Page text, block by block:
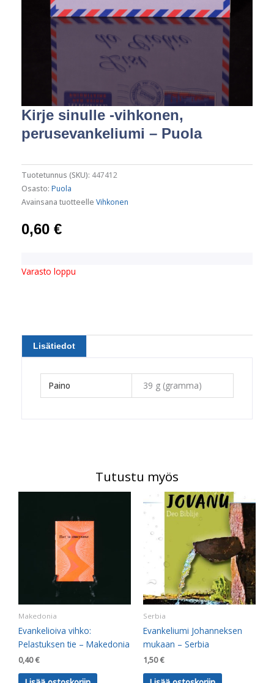
Kirje sinulle -vihkonen,
perusevankeliumi – Puola
Tuotetunnus (SKU): 447412
Osasto: Puola
Avainsana tuotteelle Vihkonen
0,60 €
Varasto loppu
Lisätiedot
Paino 39 g (gramma)
Tutustu myös
Makedonia
Evankelioiva vihko:
Pelastuksen tie – Makedonia
0,40€
Serbia
Evankeliumi Johanneksen
mukaan – Serbia
1,50€